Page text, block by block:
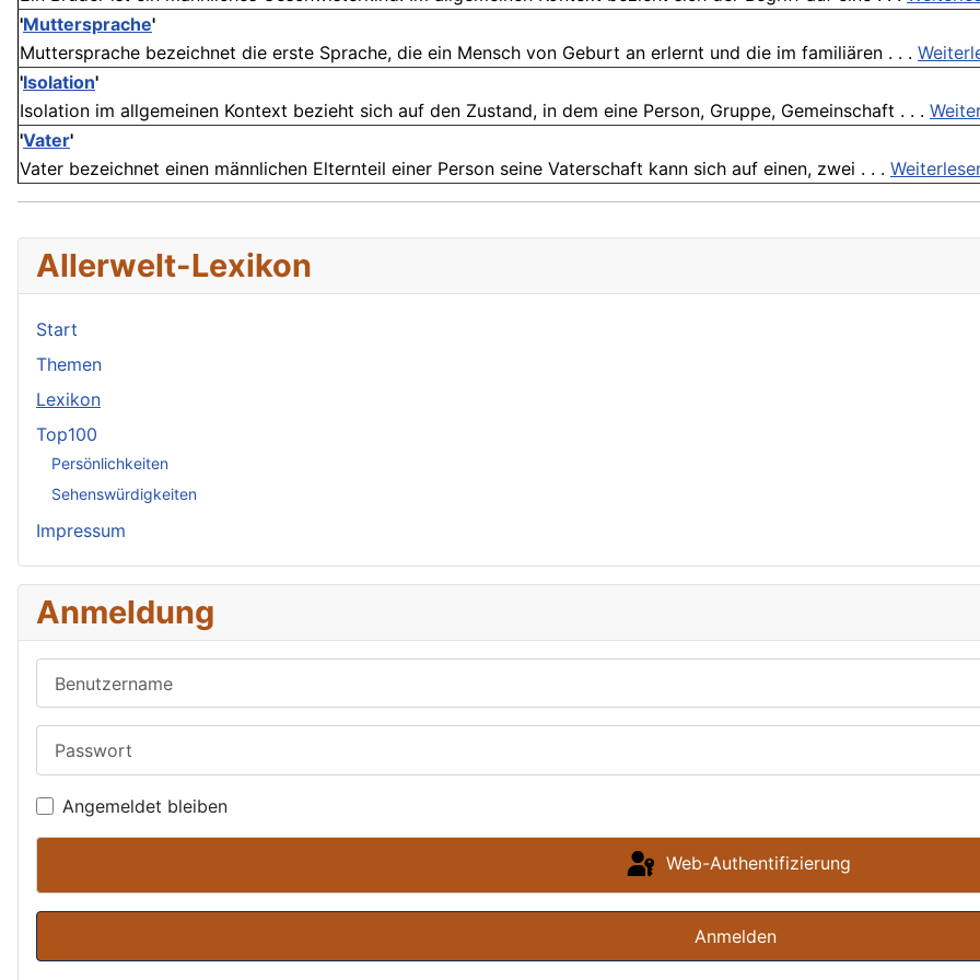
'Muttersprache'
Muttersprache bezeichnet die erste Sprache, die ein Mensch von Geburt an erlernt und die im familiären . . .
'Isolation'
Isolation im allgemeinen Kontext bezieht sich auf den Zustand, in dem eine Person, Gruppe, Gemeinschaft . . .
'Vater'
Vater bezeichnet einen männlichen Elternteil einer Person seine Vaterschaft kann sich auf einen, zwei . . .
Allerwelt-Lexikon
Start
Themen
Lexikon
Top100
Persönlichkeiten
Sehenswürdigkeiten
Impressum
Anmeldung
Angemeldet bleiben
Web-Authentifizierung
Anmelden